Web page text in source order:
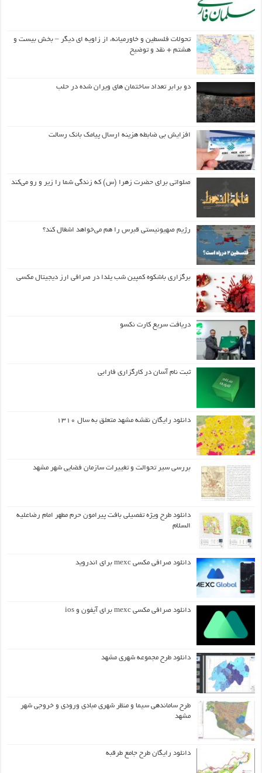
تحولات فلسطین و خاورمیانه، از زاویه ای دیگر – بخش بیست و
هشتم + نقد و توضیح
دو برابر تعداد ساختمان های ویران شده در حلب
افزایش بی ضابطه هزینه ارسال پیامک بانک رسالت
صلواتی برای حضرت زهرا (س) که زندگی شما را زیر و رو می‌کند
رژیم صهیونیستی قبرس را هم می‌خواهد اشغال کند؟
برگزاری باشکوه کمپین شب یلدا در صرافی ارز دیجیتال مکسی
دریافت سریع کارت نکسو
ثبت نام آسان در کارگزاری فارابی
دانلود رایگان نقشه مشهد متعلق به سال ۱۳۱۰
بررسی سیر تحوالت و تغییرات سازمان فضایی شهر مشهد
دانلود طرح ويژه تفصيلي بافت پيرامون حرم مطهر امام رضاعليه
السلام
دانلود صرافی مکسی mexc برای اندروید
دانلود صرافی مکسی mexc برای آیفون و ios
دانلود طرح مجموعه شهری مشهد
طرح ساماندهی سیما و منظر شهری مبادی ورودی و خروجی شهر
مشهد
دانلود رایگان طرح جامع طرقبه